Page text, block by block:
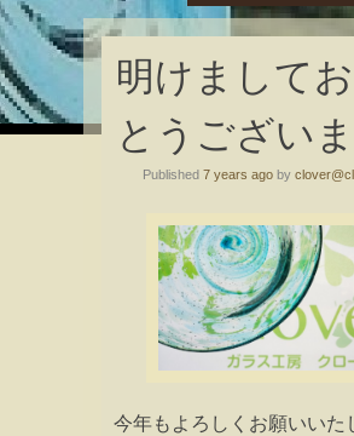
Skip
to
content
明けまして
とうございま
Published 7 years agoby
今年もよろしくお願いいた